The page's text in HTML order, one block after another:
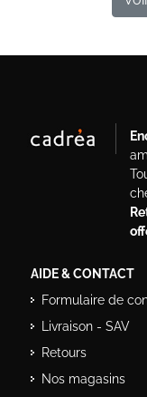
AIDE & CONTACT
Formulaire de
Livraison - SAV
Retours
Nos magasins